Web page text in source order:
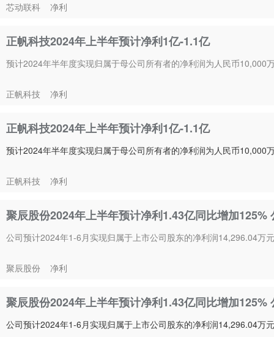
芯动联科 净利
正帆科技2024年上半年预计净利1亿-1.1亿
预计2024年半年度实现归属于母公司所有者的净利润为人民币10,000
正帆科技 净利
正帆科技2024年上半年预计净利1亿-1.1亿
预计2024年半年度实现归属于母公司所有者的净利润为人民币10,000
正帆科技 净利
聚辰股份2024年上半年预计净利1.43亿同比增加125%
公司预计2024年1-6月实现归属于上市公司股东的净利润14,296.04万
聚辰股份 净利
聚辰股份2024年上半年预计净利1.43亿同比增加125%
公司预计2024年1-6月实现归属于上市公司股东的净利润14,296.04万